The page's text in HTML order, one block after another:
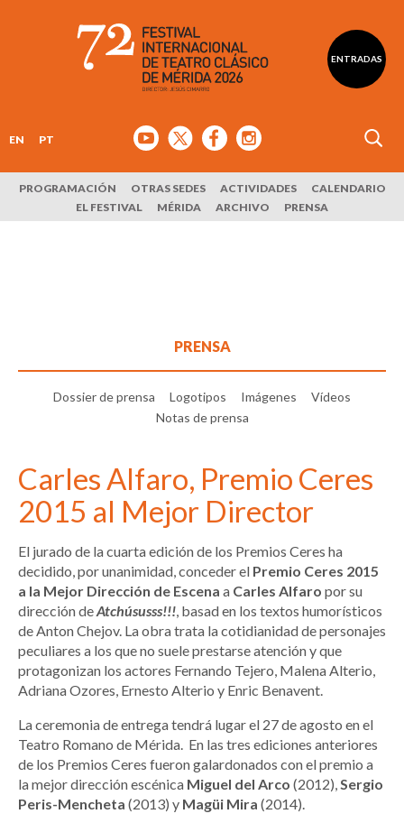
ENTRADAS
EN PT
PROGRAMACIÓN OTRAS SEDES ACTIVIDADES
CALENDARIO
EL FESTIVAL
MÉRIDA ARCHIVO PRENSA
PRENSA
Dossier de prensa Logotipos Imágenes
Vídeos
Notas de prensa
Carles Alfaro, Premio Ceres
2015 al Mejor Director
El jurado de la cuarta edición de los Premios Ceres ha
decidido, por unanimidad, conceder el Premio Ceres 2015
a la Mejor Dirección de Escena a Carles Alfaro por su
dirección deAtchúsusss!!!, basad en los textos humorísticos
de Anton Chejov. La obra trata la cotidianidad de personajes
peculiares a los que no suele prestarse atención y que
protagonizan los actores Fernando Tejero, Malena Alterio,
Adriana Ozores, Ernesto Alterio y Enric Benavent.
La ceremonia de entrega tendrá lugar el 27 de agosto en el
Teatro Romano de Mérida. En las tres ediciones anteriores
de los Premios Ceres fueron galardonados con el premio a
la mejor dirección escénica Miguel del Arco (2012),Sergio
Peris-Mencheta (2013) y Magüi Mira (2014).